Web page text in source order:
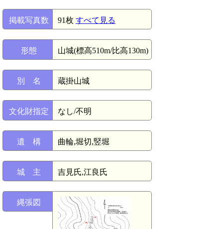
掲載写真数 91枚 すべて見る
形態 山城(標高510m/比高130m)
別 名 蔵掛山城
文化財指定 なし/不明
遺 構 曲輪,堀切,竪堀
城 主 吉見氏,江良氏
縄張図